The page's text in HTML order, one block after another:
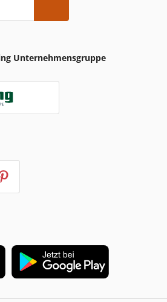
Unternehmensgruppe